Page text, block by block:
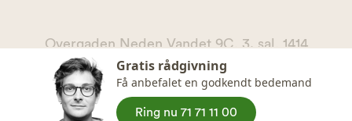
Overgaden Neden Vandet 9C, 3. sal, 1414
København K
kontakt@begravelsesguiden.dk, telefon 71 71 11 00
CVR. 36065567
Gratis rådgivning
Få anbefalet en godkendt bedemand
Ring nu 71 71 11 00